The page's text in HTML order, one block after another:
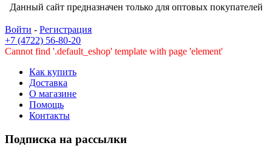
Данный сайт предназначен только для оптовых покупателей
Войти - Регистрация
+7 (4722) 56-80-20
Cannot find '.default_eshop' template with page 'element'
Как купить
Доставка
О магазине
Помощь
Контакты
Подписка на рассылки